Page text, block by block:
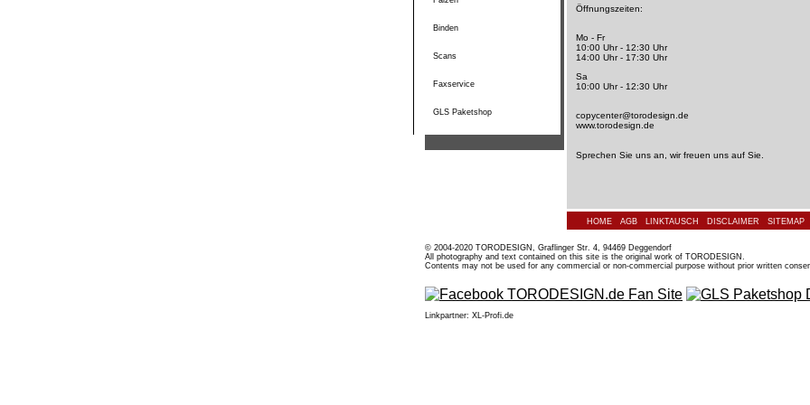
Öffnungszeiten:
Mo - Fr
10:00 Uhr - 12:30 Uhr
14:00 Uhr - 17:30 Uhr
Sa
10:00 Uhr - 12:30 Uhr
copycenter@torodesign.de
www.torodesign.de
Sprechen Sie uns an, wir freuen uns auf Sie.
HOME AGB LINKTAUSCH DISCLAIMER SITEMAP
Binden
Scans
Faxservice
GLS Paketshop
© 2004-2020 TORODESIGN, Graflinger Str. 4, 94469 Deggendorf
All photography and text contained on this site is the original work of TORODESIGN.
Contents may not be used for any commercial or non-commercial purpose without prior written
Linkpartner: XL-Profi.de